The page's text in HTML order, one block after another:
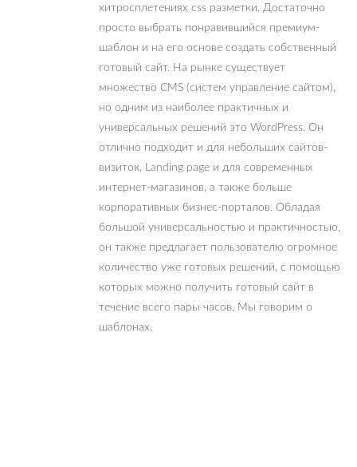
хитросплетениях css разметки. Достаточно
просто выбрать понравившийся премиум-
шаблон и на его основе создать собственный
готовый сайт. На рынке существует
множество CMS (систем управление сайтом),
но одним из наиболее практичных и
универсальных решений это WordPress. Он
отлично подходит и для небольших сайтов-
визиток, Landing page и для современных
интернет-магазинов, а также больше
корпоративных бизнес-порталов. Обладая
большой универсальностью и практичностью,
он также предлагает пользователю огромное
количество уже готовых решений, с помощью
которых можно получить готовый сайт в
течение всего пары часов. Мы говорим о
шаблонах.